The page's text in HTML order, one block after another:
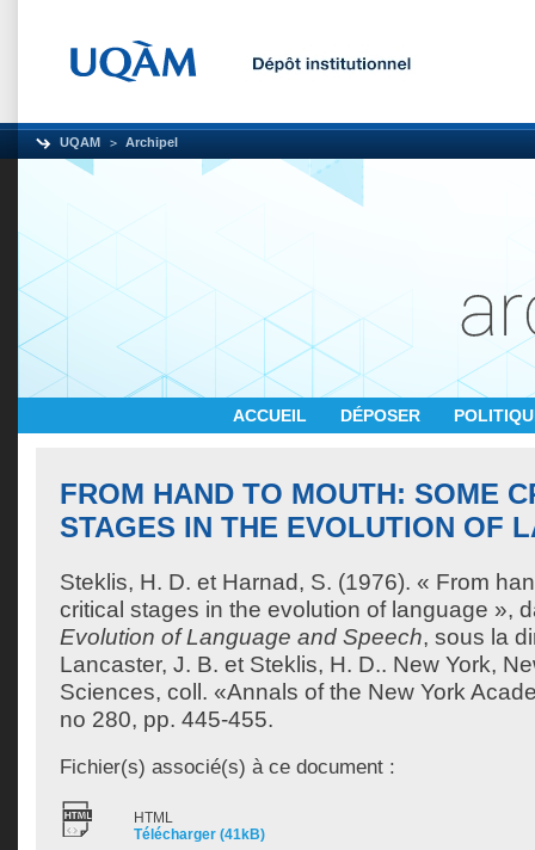
UQAM Archipel
ACCUEIL DÉPOSER
FROM HAND TO MOUTH: SOME
STAGES IN THE EVOLUTION OF
Steklis, H. D. et Harnad, S. (1976). « From
critical stages in the evolution of language »,
Evolution of Language and Speech, sous la
Lancaster, J. B. et Steklis, H. D.. New York,
Sciences, coll. «Annals of the New York
no 280, pp. 445-455.
Fichier(s) associé(s) à ce document :
HTML
Télécharger (41kB)